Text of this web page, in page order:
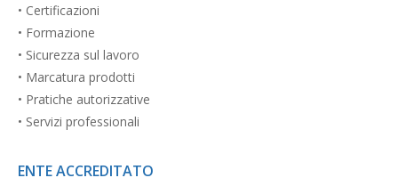
new
window
new
window
• Certificazioni
• Formazione
• Sicurezza sul lavoro
• Marcatura prodotti
• Pratiche autorizzative
• Servizi professionali
ENTE ACCREDITATO